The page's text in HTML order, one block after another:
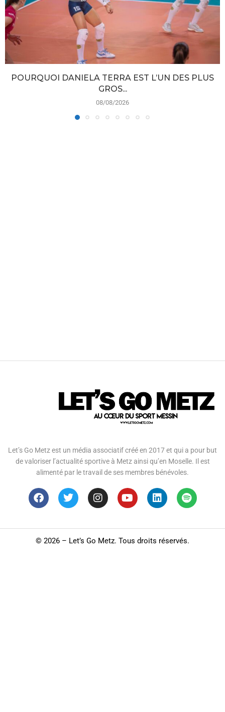
POURQUOI DANIELA TERRA EST L’UN DES PLUS
GROS...
08/08/2026
Let’s Go Metz est un média associatif créé en 2017 et qui a pour but
de valoriser l’actualité sportive à Metz ainsi qu’en Moselle. Il est
alimenté par le travail de ses membres bénévoles.
© 2026 – Let’s Go Metz. Tous droits réservés.